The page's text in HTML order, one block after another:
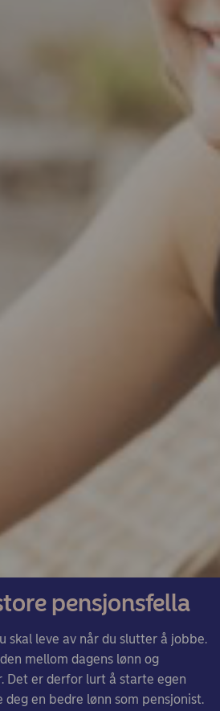
pensjonsfella
skal leve av når du slutter å jobbe.
mellom dagens lønn og
Det er derfor lurt å starte egen
deg en bedre lønn som pensjonist.